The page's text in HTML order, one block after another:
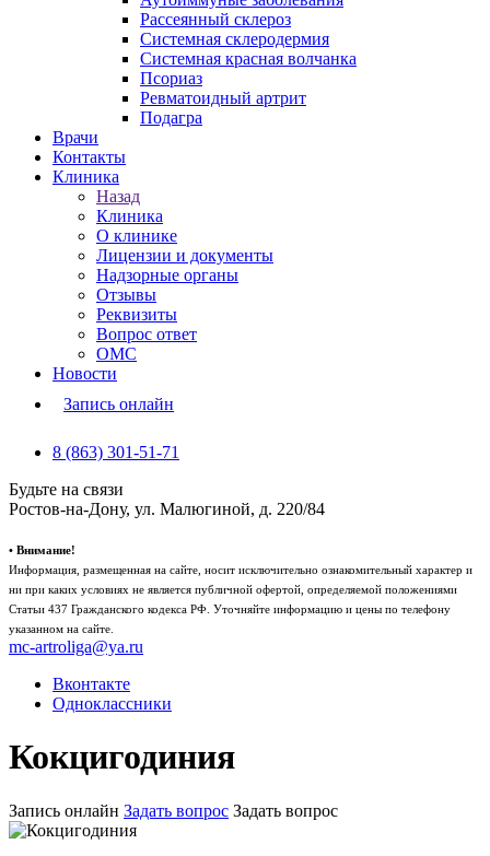
Pассеянный склероз
Системная склеродермия
Системная красная волчанка
Псориаз
Ревматоидный артрит
Подагра
Врачи
Контакты
Клиника
Назад
Клиника
О клинике
Лицензии и документы
Надзорные органы
Отзывы
Реквизиты
Вопрос ответ
ОМС
Новости
Запись онлайн
8 (863) 301-51-71
Будьте на связи
Ростов-на-Дону, ул. Малюгиной, д. 220/84
• Внимание!
Информация, размещенная на сайте, носит исключительно ознакомительный характер и
ни при каких условиях не является публичной офертой, определяемой положениями
Статьи 437 Гражданского кодекса РФ. Уточняйте информацию и цены по телефону
указанном на сайте.
mc-artroliga@ya.ru
Вконтакте
Одноклассники
Кокцигодиния
Запись онлайн Задать вопрос Задать вопрос